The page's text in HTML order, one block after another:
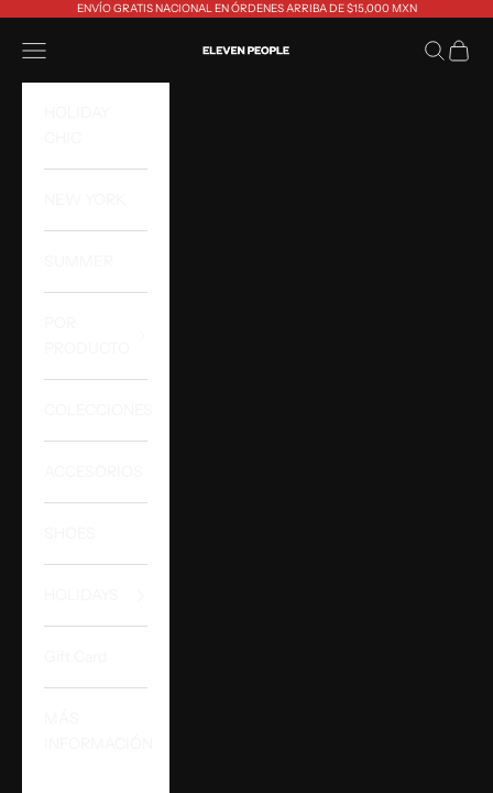
Ir al contenidoENVÍO GRATIS NACIONAL EN ÓRDENES ARRIBA DE $15,000 MXN
Eleven People
Abrir menú de navegación AbrirAbrir